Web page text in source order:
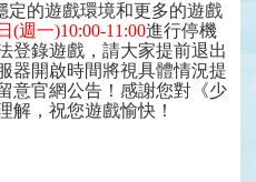
的遊戲環境和更多的遊戲
(週一)10:00-11:00進行停機
登錄遊戲，請大家提前退出
器開啟時間將視具體情況提
意官網公告！感謝您對《少
解，祝您遊戲愉快！